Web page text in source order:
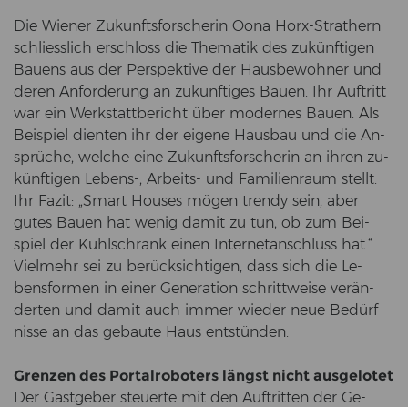
Die Wie­ner Zu­kunfts­for­sche­rin Oona Horx-​Strathern
schliess­lich er­schloss die The­ma­tik des zu­künf­ti­gen
Bau­ens aus der Per­spek­ti­ve der Haus­be­woh­ner und
deren An­for­de­rung an zu­künf­ti­ges Bauen. Ihr Auf­tritt
war ein Werk­statt­be­richt über mo­der­nes Bauen. Als
Bei­spiel dien­ten ihr der ei­ge­ne Haus­bau und die An­
sprü­che, wel­che eine Zu­kunfts­for­sche­rin an ihren zu­
künf­ti­gen Lebens-​, Arbeits-​ und Fa­mi­li­en­raum stellt.
Ihr Fazit: „Smart Houses mögen tren­dy sein, aber
gutes Bauen hat wenig damit zu tun, ob zum Bei­
spiel der Kühl­schrank einen In­ter­net­an­schluss hat.“
Viel­mehr sei zu be­rück­sich­ti­gen, dass sich die Le­
bens­for­men in einer Ge­ne­ra­ti­on schritt­wei­se ver­än­
der­ten und damit auch immer wie­der neue Be­dürf­
nis­se an das ge­bau­te Haus ent­stün­den.
Gren­zen des Por­tal­ro­bo­ters längst nicht aus­ge­lo­tet
Der Gast­ge­ber steu­er­te mit den Auf­trit­ten der Ge­